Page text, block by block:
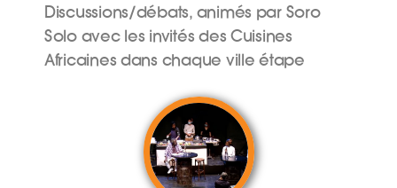
Discussions/débats, animés par Soro
Solo avec les invités des Cuisines
Africaines dans chaque ville étape